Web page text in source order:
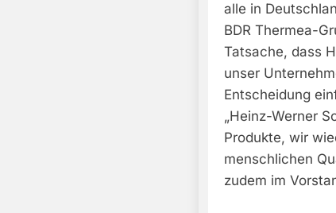
alle in
BDR Thermea-
Tatsache, dass
unser
Entscheidung
„Heinz-Werner
Produkte, wir
menschlichen
zudem im